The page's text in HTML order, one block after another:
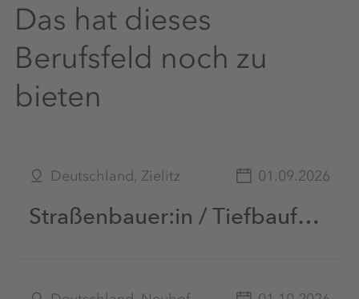
Betriebliches
Gesundheitsmanagement
Das hat dieses
Berufsfeld noch zu
bieten
Deutschland, Zielitz 01.09.2026
Straßenbauer:in / Tiefbaufacharbeiter:in / Baumaschinenführer:in in Schichtarbeit unter Tage (m|w|d)